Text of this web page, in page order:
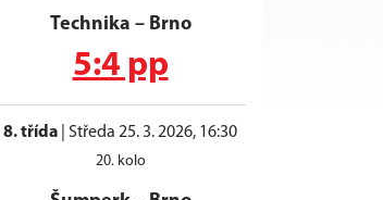
Technika – Brno
5:4 pp
8. třída Středa 25. 3. 2026, 16:30
20. kolo